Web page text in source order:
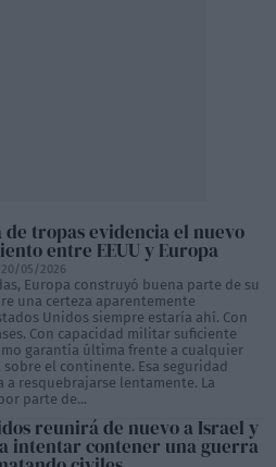
tropas evidencia el nuevo
entre EEUU y Europa
20/05/2026
Europa construyó buena parte de su
una certeza aparentemente
Unidos siempre estaría ahí. Con
Con capacidad militar suficiente
garantía última frente a cualquier
sobre el continente. Esa seguridad
a resquebrajarse lentamente. La
parte de...
reunirá de nuevo a Israel y
intentar contener una guerra